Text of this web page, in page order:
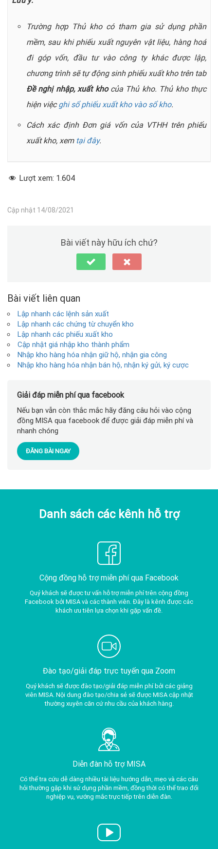
Trường hợp Thủ kho có tham gia sử dụng phần
mềm, sau khi phiếu xuất nguyên vật liệu, hàng hoá
đi góp vốn, đầu tư vào công ty khác được lập,
chương trình sẽ tự động sinh phiếu xuất kho trên tab
Đề nghị nhập, xuất khocủa Thủ kho. Thủ kho thực
hiện việcghi sổ phiếu xuất kho vào sổ kho.
Cách xác định Đơn giá vốn của VTHH trên phiếu
xuất kho, xem tại đây.
Lượt xem: 1.604
Cập nhật 14/08/2021
Bài viết này hữu ích chứ?
Bài viết liên quan
Lập nhanh các lệnh sản xuất
Lập nhanh các chứng từ chuyển kho
Lập nhanh các phiếu xuất kho
Cập nhật giá nhập kho thành phẩm
Nhập kho hàng hóa nhận giữ hộ, nhận gia công
Nhập kho hàng hóa nhận bán hộ, nhận ký gửi, ký cược
Giải đáp miễn phí qua facebook
Nếu bạn vẫn còn thắc mắc hãy đăng câu hỏi vào cộng
đồng MISA qua facebook để được giải đáp miễn phí và
nhanh chóng
ĐĂNG BÀI NGAY
Danh sách các kênh hỗ trợ
Cộng đồng hỗ trợ miễn phí qua Facebook
Quý khách sẽ được tư vấn hỗ trợ miễn phí trên cộng đồng
Facebook bởi MISA và các thành viên. Đây là kênh được các
khách ưu tiên lựa chọn khi gặp vấn đề.
Đào tạo/giải đáp trực tuyến qua Zoom
Quý khách sẽ được đào tạo/giải đáp miễn phí bởi các giảng
viên MISA. Nội dung đào tạo/chia sẻ sẽ được MISA cập nhật
thường xuyên căn cứ nhu cầu của khách hàng.
Diễn đàn hỗ trợ MISA
Có thể tra cứu dễ dàng nhiều tài liệu hướng dẫn, mẹo và các câu
hỏi thường gặp khi sử dụng phần mềm, đồng thời có thể trao đổi
nghiệp vụ, vướng mắc trực tiếp trên diễn đàn.